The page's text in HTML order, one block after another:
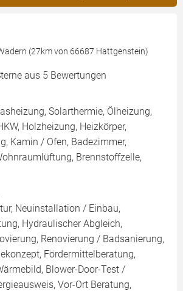
(27km von 66687 Hattgenstein)
aus 5 Bewertungen
Solarthermie, Ölheizung,
Holzheizung, Heizkörper,
Kamin / Ofen, Badezimmer,
Brennstoffzelle,
Neuinstallation / Einbau,
Hydraulischer Abgleich,
Renovierung / Badsanierung,
Fördermittelberatung,
Blower-Door-Test /
Vor-Ort Beratung,